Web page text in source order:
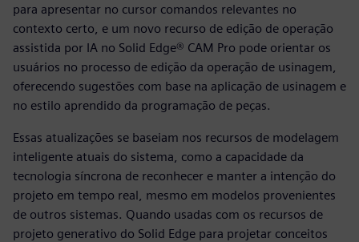
para apresentar no cursor comandos relevantes no
contexto certo, e um novo recurso de edição de operação
assistida por IA no Solid Edge® CAM Pro pode orientar os
usuários no processo de edição da operação de usinagem,
oferecendo sugestões com base na aplicação de usinagem e
no estilo aprendido da programação de peças.
Essas atualizações se baseiam nos recursos de modelagem
inteligente atuais do sistema, como a capacidade da
tecnologia síncrona de reconhecer e manter a intenção do
projeto em tempo real, mesmo em modelos provenientes
de outros sistemas. Quando usadas com os recursos de
projeto generativo do Solid Edge para projetar conceitos